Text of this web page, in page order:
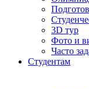
3D тур
Фото и
Часто
Студентам